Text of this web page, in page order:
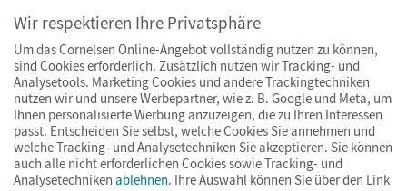
Wir respektieren Ihre Privatsphäre
Um das Cornelsen Online-Angebot vollständig nutzen zu können,
sind Cookies erforderlich. Zusätzlich nutzen wir Tracking- und
Analysetools. Marketing Cookies und andere Trackingtechniken
nutzen wir und unsere Werbepartner, wie z. B. Google und Meta, um
Ihnen personalisierte Werbung anzuzeigen, die zu Ihren Interessen
passt. Entscheiden Sie selbst, welche Cookies Sie annehmen und
welche Tracking- und Analysetechniken Sie akzeptieren. Sie können
auch alle nicht erforderlichen Cookies sowie Tracking- und
Analysetechniken ablehnen. Ihre Auswahl können Sie über den Link